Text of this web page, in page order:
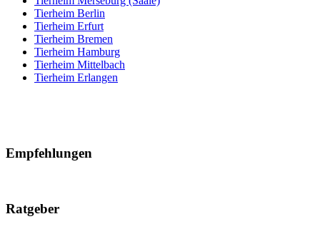
Tierheim Berlin
Tierheim Erfurt
Tierheim Bremen
Tierheim Hamburg
Tierheim Mittelbach
Tierheim Erlangen
Empfehlungen
Ratgeber